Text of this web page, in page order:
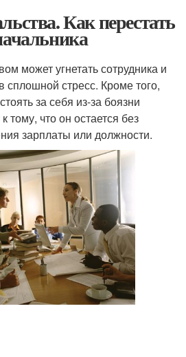
Как перестать
может угнетать сотрудника и
сплошной стресс. Кроме того,
за себя из-за боязни
тому, что он остается без
зарплаты или должности.